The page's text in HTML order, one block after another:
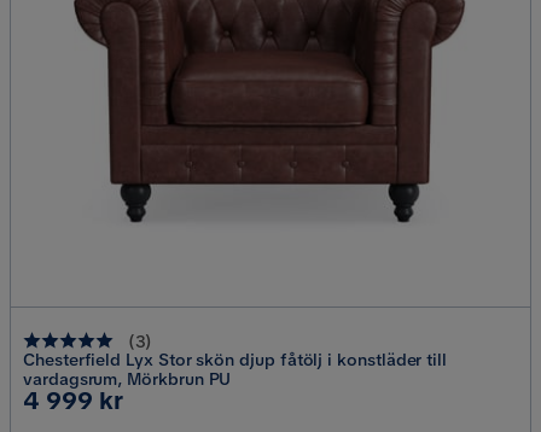
(3)
Chesterfield Lyx Stor skön djup fåtölj i konstläder till
vardagsrum, Mörkbrun PU
Pris
4 999 kr